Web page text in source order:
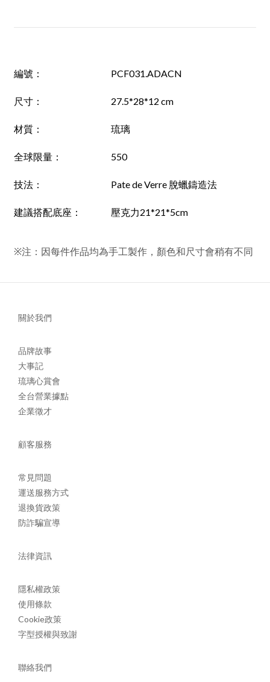
編號 ： PCF031.ADACN
尺寸： 27.5*28*12 cm
材質： 琉璃
全球限量： 550
技法： Pate de Verre 脫蠟鑄造法
建議搭配底座： 壓克力21*21*5cm
※注：因每件作品均為手工製作，顏色和尺寸會稍有不同
關於我們
品牌故事
大事記
琉璃心賞會
全台營業據點
企業徵才
顧客服務
常見問題
運送服務方式
退換貨政策
防詐騙宣導
法律資訊
隱私權政策
使用條款
Cookie政策
字型授權與致謝
聯絡我們